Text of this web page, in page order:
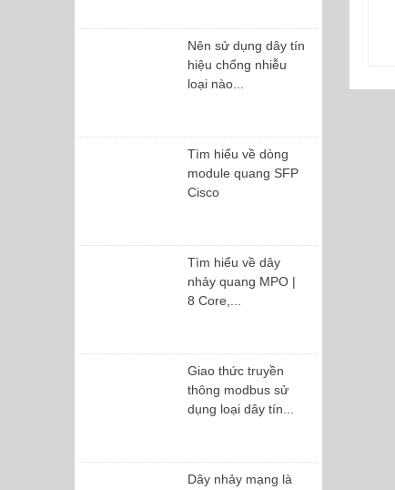
Nên sử dụng dây tín
hiệu chống nhiễu
loại nào...
Tìm hiểu về dòng
module quang SFP
Cisco
Tìm hiểu về dây
nhảy quang MPO |
8 Core,...
Giao thức truyền
thông modbus sử
dụng loại dây tín...
Dây nhảy mạng là